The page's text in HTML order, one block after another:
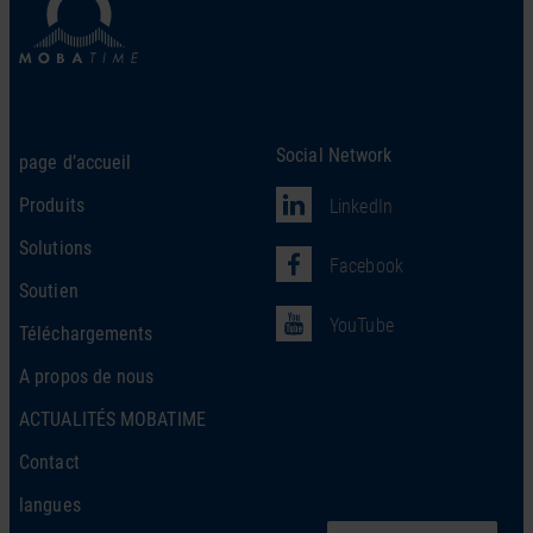
page d’accueil
Produits
Solutions
Soutien
Téléchargements
A propos de nous
ACTUALITÉS MOBATIME
Contact
langues
Social Network
LinkedIn
Facebook
YouTube